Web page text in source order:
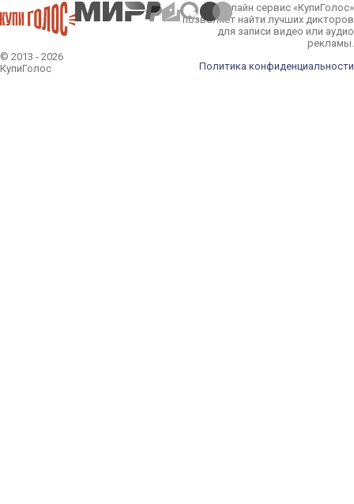
© 2013 - 2026
КупиГолос
Онлайн сервис «КупиГолос»
позволяет найти лучших дикторов
для записи видео или аудио
рекламы.
Политика конфиденциальности